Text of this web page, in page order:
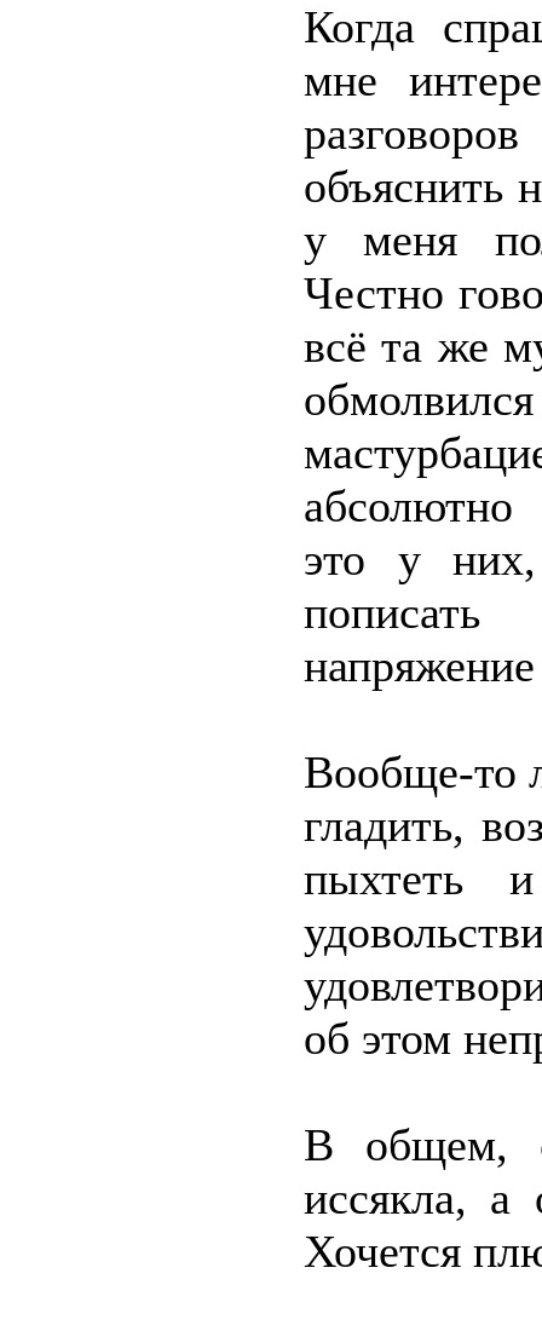
Когда
мне
объяснить
у меня
Честно
всё та же
это у
Вообще-то
гладить,
пыхтеть
об этом
В общем,
иссякла, а
Хочется